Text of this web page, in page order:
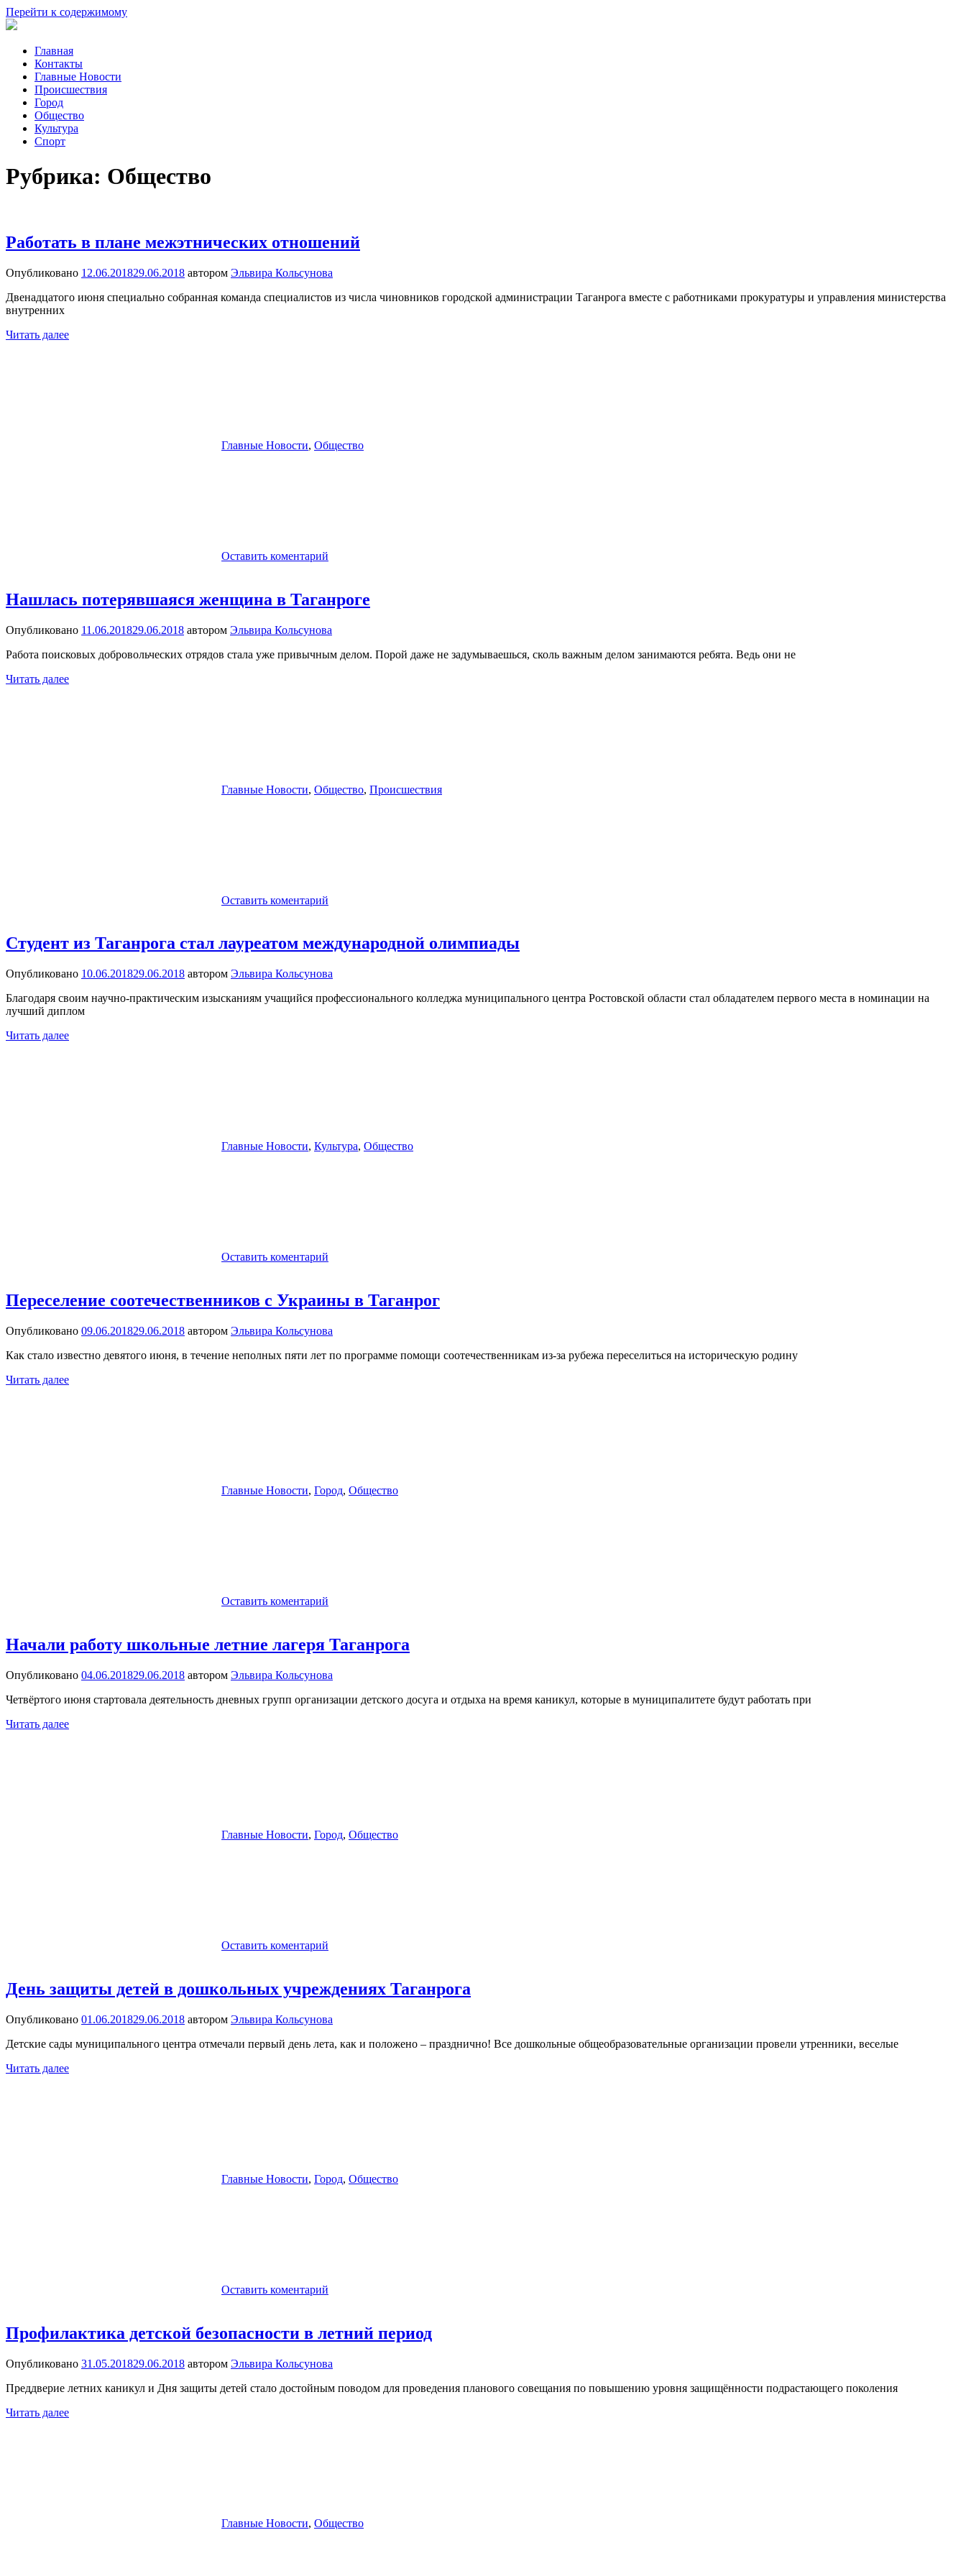
Перейти к содержимому
Новости
Таганрога
Общество,
Происшествия,
Спорт,
Новости
Города
Главная
Контакты
Главные Новости
Происшествия
Город
Общество
Культура
Спорт
Рубрика: Общество
Работать в плане межэтнических отношений
Опубликовано 12.06.201829.06.2018 автором Эльвира Кольсунова
Двенадцатого июня специально собранная команда специалистов из числа чиновников городской администрации Таганрога вместе с работниками прокуратуры и управления министерства
внутренних
Читать далее
Главные Новости, Общество
Оставить коментарий
Нашлась потерявшаяся женщина в Таганроге
Опубликовано 11.06.201829.06.2018 автором Эльвира Кольсунова
Работа поисковых добровольческих отрядов стала уже привычным делом. Порой даже не задумываешься, сколь важным делом занимаются ребята. Ведь они не
Читать далее
Главные Новости, Общество, Происшествия
Оставить коментарий
Студент из Таганрога стал лауреатом международной олимпиады
Опубликовано 10.06.201829.06.2018 автором Эльвира Кольсунова
Благодаря своим научно-практическим изысканиям учащийся профессионального колледжа муниципального центра Ростовской области стал обладателем первого места в номинации на
лучший диплом
Читать далее
Главные Новости, Культура, Общество
Оставить коментарий
Переселение соотечественников с Украины в Таганрог
Опубликовано 09.06.201829.06.2018 автором Эльвира Кольсунова
Как стало известно девятого июня, в течение неполных пяти лет по программе помощи соотечественникам из-за рубежа переселиться на историческую родину
Читать далее
Главные Новости, Город, Общество
Оставить коментарий
Начали работу школьные летние лагеря Таганрога
Опубликовано 04.06.201829.06.2018 автором Эльвира Кольсунова
Четвёртого июня стартовала деятельность дневных групп организации детского досуга и отдыха на время каникул, которые в муниципалитете будут работать при
Читать далее
Главные Новости, Город, Общество
Оставить коментарий
День защиты детей в дошкольных учреждениях Таганрога
Опубликовано 01.06.201829.06.2018 автором Эльвира Кольсунова
Детские сады муниципального центра отмечали первый день лета, как и положено – празднично! Все дошкольные общеобразовательные организации провели утренники, веселые
Читать далее
Главные Новости, Город, Общество
Оставить коментарий
Профилактика детской безопасности в летний период
Опубликовано 31.05.201829.06.2018 автором Эльвира Кольсунова
Преддверие летних каникул и Дня защиты детей стало достойным поводом для проведения планового совещания по повышению уровня защищённости подрастающего поколения
Читать далее
Главные Новости, Общество